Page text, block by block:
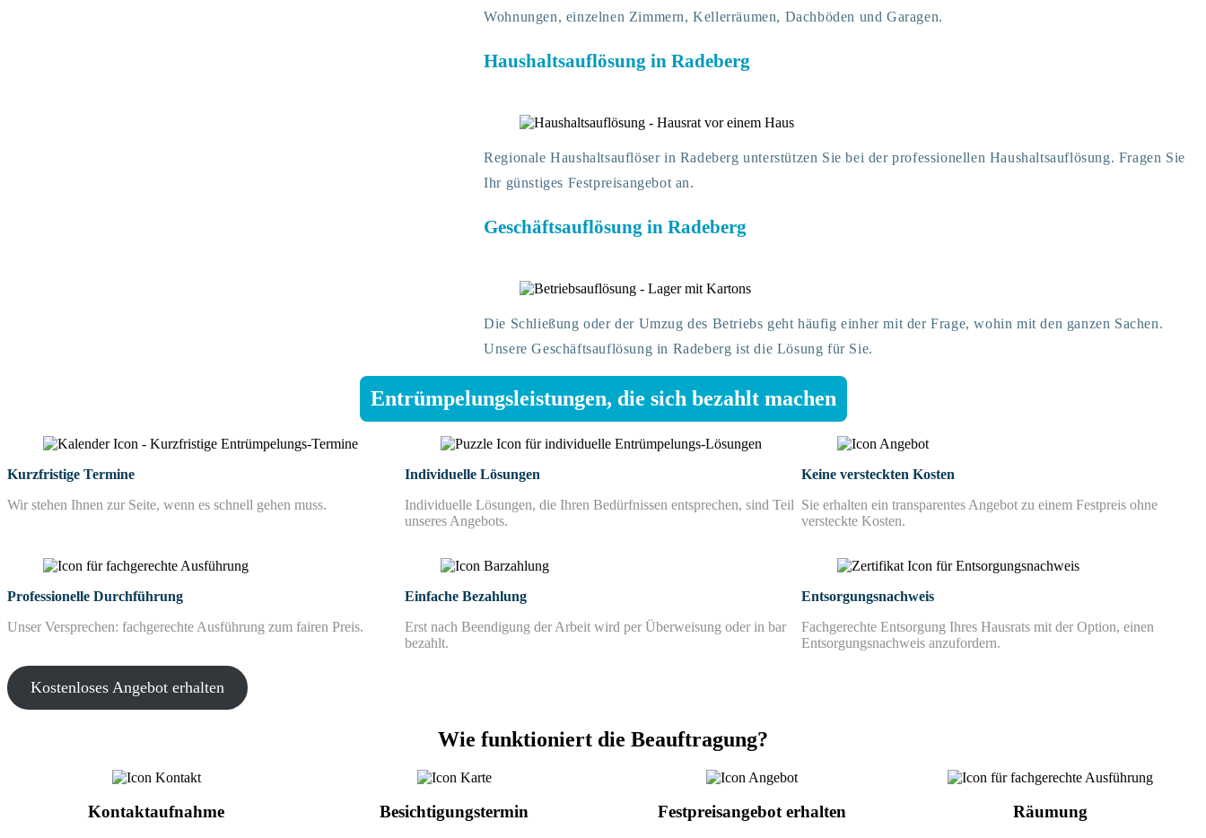
Wohnungen, einzelnen Zimmern, Kellerräumen, Dachböden und Garagen.
Haushaltsauflösung in Radeberg
Regionale Haushaltsauflöser in Radeberg unterstützen Sie bei der professionellen Haushaltsauflösung. Fragen Sie
Ihr günstiges Festpreisangebot an.
Geschäftsauflösung in Radeberg
Die Schließung oder der Umzug des Betriebs geht häufig einher mit der Frage, wohin mit den ganzen Sachen.
Unsere Geschäftsauflösung in Radeberg ist die Lösung für Sie.
Entrümpelungsleistungen, die sich bezahlt machen
Kurzfristige Termine
Wir stehen Ihnen zur Seite, wenn es schnell gehen muss.
Individuelle Lösungen
Individuelle Lösungen, die Ihren Bedürfnissen entsprechen, sind Teil
unseres Angebots.
Keine versteckten Kosten
Sie erhalten ein transparentes Angebot zu einem Festpreis ohne
versteckte Kosten.
Professionelle Durchführung
Unser Versprechen: fachgerechte Ausführung zum fairen Preis.
Einfache Bezahlung
Erst nach Beendigung der Arbeit wird per Überweisung oder in bar
bezahlt.
Entsorgungsnachweis
Fachgerechte Entsorgung Ihres Hausrats mit der Option, einen
Entsorgungsnachweis anzufordern.
Kostenloses Angebot erhalten
Wie funktioniert die Beauftragung?
Kontaktaufnahme Besichtigungstermin Festpreisangebot erhalten Räumung